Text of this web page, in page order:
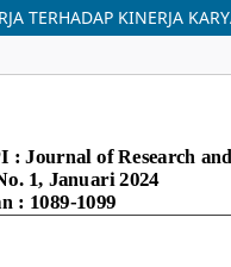
TERHADAP KINERJA